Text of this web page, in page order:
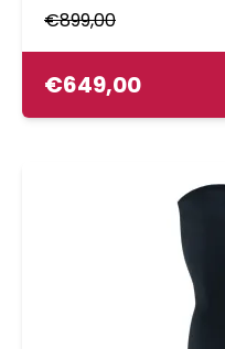
€899,00
€649,00